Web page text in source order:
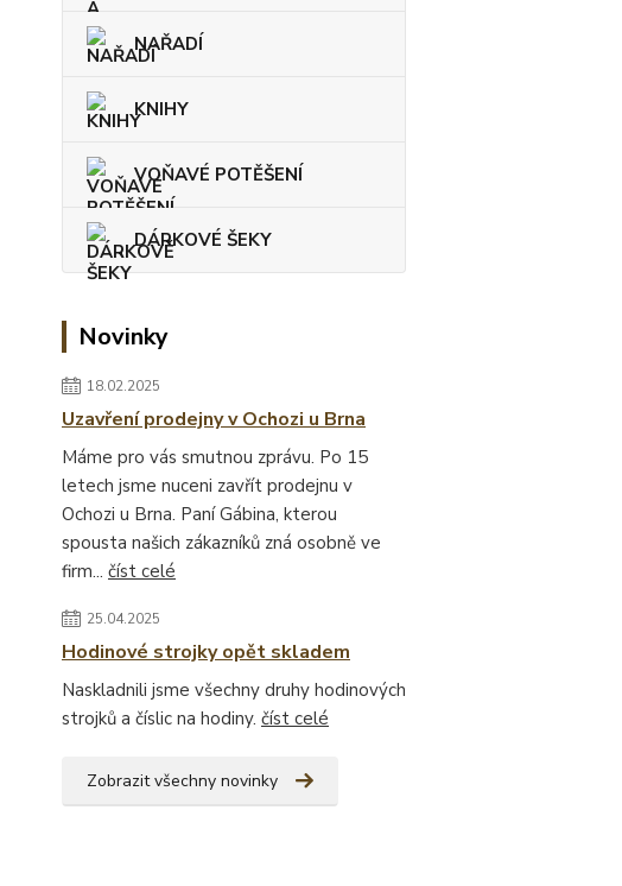
NAŘADÍ
KNIHY
VOŇAVÉ POTĚŠENÍ
DÁRKOVÉ ŠEKY
Novinky
18.02.2025
Uzavření prodejny v Ochozi u Brna
Máme pro vás smutnou zprávu. Po 15
letech jsme nuceni zavřít prodejnu v
Ochozi u Brna. Paní Gábina, kterou
spousta našich zákazníků zná osobně ve
firm... číst celé
25.04.2025
Hodinové strojky opět skladem
Naskladnili jsme všechny druhy hodinových
strojků a číslic na hodiny. číst celé
Zobrazit všechny novinky